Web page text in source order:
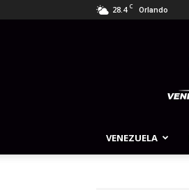
28.4 C Orlando
VENEZUELA